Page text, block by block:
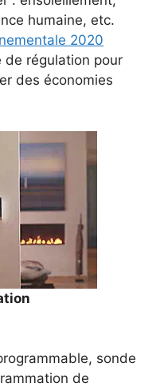
humaine, etc.
2020
de régulation pour
des économies
sonde
de